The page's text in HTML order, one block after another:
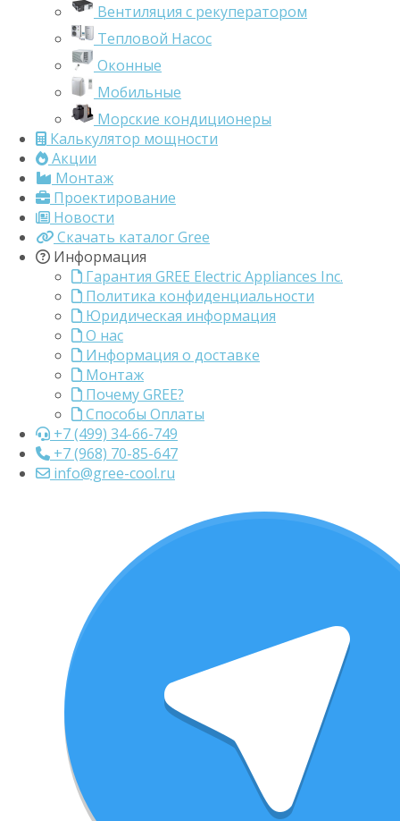
Вентиляция с рекуператором
Тепловой Насос
Оконные
Мобильные
Морские кондиционеры
Калькулятор мощности
Акции
Монтаж
Проектирование
Новости
Скачать каталог Gree
Информация
Гарантия GREE Electric Appliances Inc.
Политика конфиденциальности
Юридическая информация
О нас
Информация о доставке
Монтаж
Почему GREE?
Способы Оплаты
+7 (499) 34-66-749
+7 (968) 70-85-647
info@gree-cool.ru